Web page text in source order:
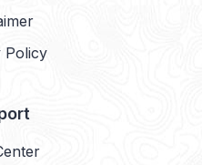
Policy